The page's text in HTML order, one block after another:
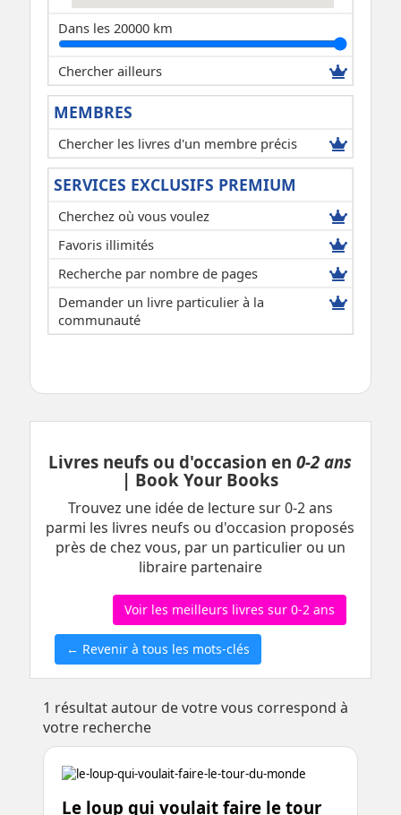
Dans les 20000 km
Chercher ailleurs
MEMBRES
Chercher les livres d'un membre précis
SERVICES EXCLUSIFS PREMIUM
Cherchez où vous voulez
Favoris illimités
Recherche par nombre de pages
Demander un livre particulier à la
communauté
Livres neufs ou d'occasion en0-2 ans
| Book Your Books
Trouvez une idée de lecture sur 0-2 ans
parmi les livres neufs ou d'occasion proposés
près de chez vous, par un particulier ou un
libraire partenaire
Voir les meilleurs livres sur 0-2 ans
← Revenir à tous les mots-clés
1 résultat autour de votre vous correspond à
votre recherche
Le loup qui voulait faire le tour